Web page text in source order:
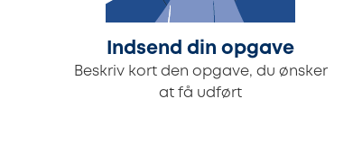
Indsend din opgave
Beskriv kort den opgave, du ønsker
at få udført